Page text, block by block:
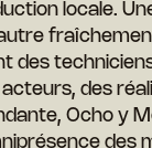
locale.
des
des
Ocho y
des